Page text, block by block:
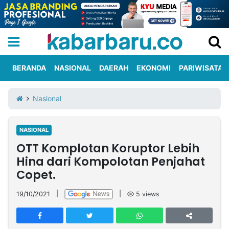
Iklan
Berita
Kami
Nasional
International
Olahraga
Entertainment
Daerah
Pariwisata
Kuliner
Kolom
Network
PT
TREETAN
BERANDA NASIONAL DAERAH EKONOMI PARIWISATA
Nasional
NASIONAL
OTT Komplotan Koruptor Lebih
Hina dari Kompolotan Penjahat
Copet.
19/10/2021 5 views